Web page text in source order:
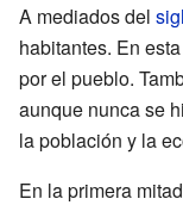
A mediados del
habitantes. En
por el pueblo.
aunque nunca se
la población y la
En la primera